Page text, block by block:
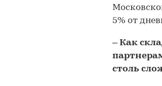
5% от
– Как
столь